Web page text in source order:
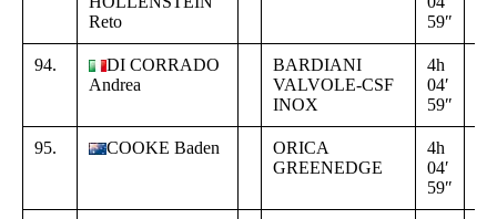
Reto
59″
94.
DI CORRADO
Andrea
BARDIANI
VALVOLE-CSF
INOX
4h
04′
59″
95. COOKE Baden
ORICA
GREENEDGE
4h
04′
59″